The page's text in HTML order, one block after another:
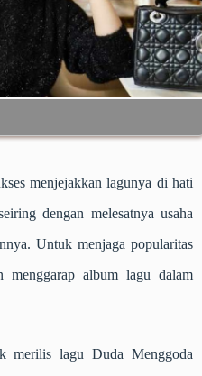
menjejakkan lagunya di hati
dengan melesatnya usaha
Untuk menjaga popularitas
album lagu dalam
merilis lagu Duda Menggoda